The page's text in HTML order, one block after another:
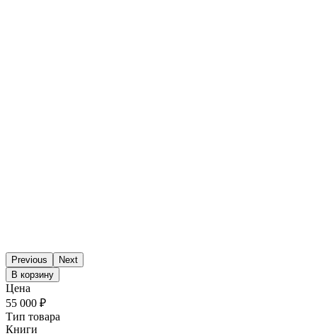
Previous
Next
В корзину
Цена
55 000 ₽
Тип товара
Книги